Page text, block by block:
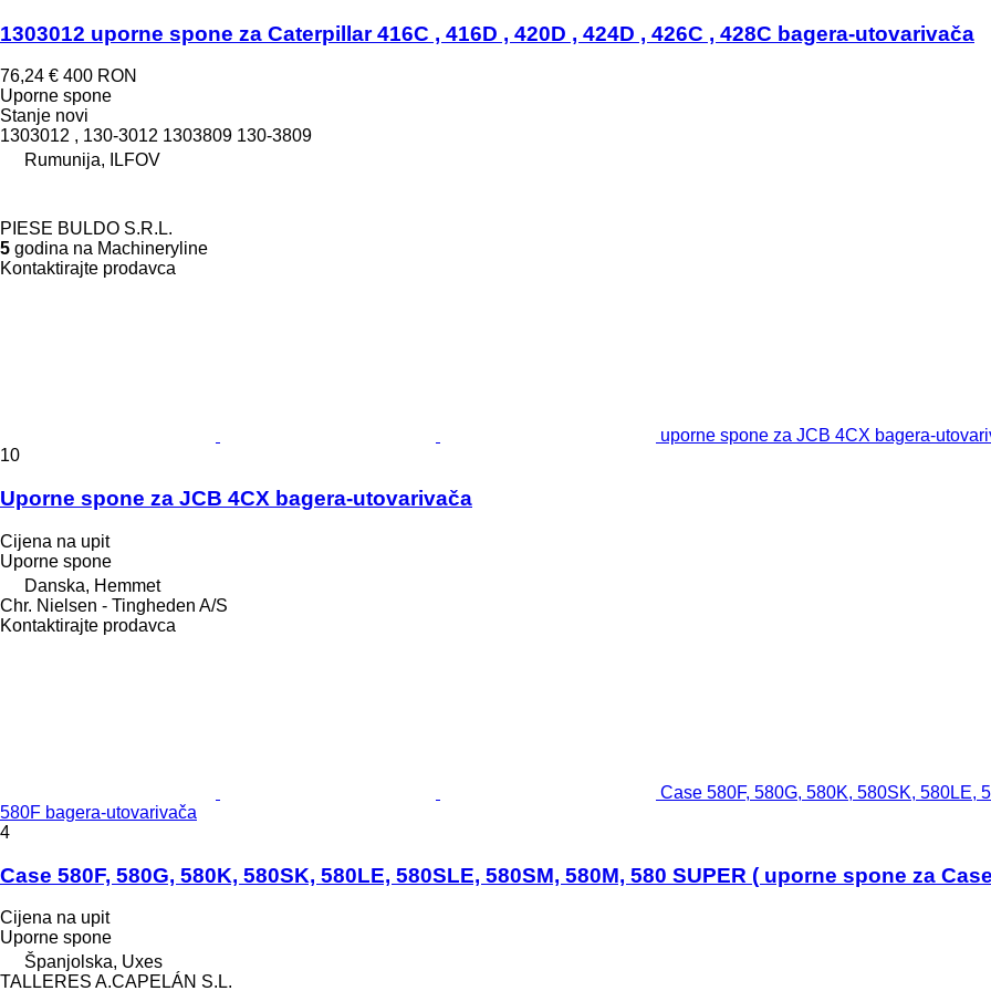
1303012 uporne spone za Caterpillar 416C , 416D , 420D , 424D , 426C , 428C bagera-utovarivača
76,24 € 400 RON
Uporne spone
Stanje novi
1303012 , 130-3012 1303809 130-3809
Rumunija, ILFOV
PIESE BULDO S.R.L.
5 godina na Machineryline
Kontaktirajte prodavca
uporne spone za JCB 4CX bagerа-
10
Uporne spone za JCB 4CX bagera-utovarivača
Cijena na upit
Uporne spone
Danska, Hemmet
Chr. Nielsen - Tingheden A/S
Kontaktirajte prodavca
Case 580F, 580G, 580K, 580SK, 580LE,
580F bagerа-utovarivačа
4
Case 580F, 580G, 580K, 580SK, 580LE, 580SLE, 580SM, 580M, 580 SUPER ( uporne spone za
Cijena na upit
Uporne spone
Španjolska, Uxes
TALLERES A.CAPELÁN S.L.